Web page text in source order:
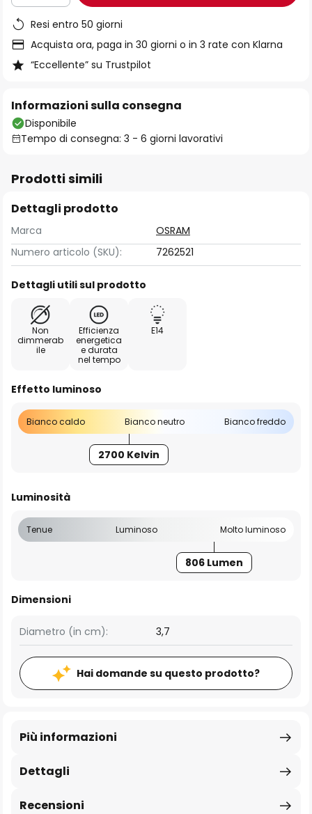
Resi entro 50 giorni
Acquista ora, paga in 30 giorni o in 3 rate con Klarna
“Eccellente” su Trustpilot
Informazioni sulla consegna
Disponibile
Tempo di consegna: 3 - 6 giorni lavorativi
Prodotti simili
Dettagli prodotto
Marca
OSRAM
Numero articolo (SKU):
7262521
Dettagli utili sul prodotto
Non
dimmerab
ile
Efficienza
energetica
e durata
nel tempo
E14
Effetto luminoso
Bianco caldo Bianco neutro Bianco freddo
2700 Kelvin
Luminosità
Tenue Luminoso Molto luminoso
806 Lumen
Dimensioni
Diametro (in cm): 3,7
Hai domande su questo prodotto?
Dettagli
Più informazioni
Recensioni